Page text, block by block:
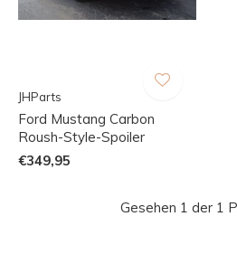
JHParts
Ford Mustang Carbon
Roush-Style-Spoiler
€349,95
Gesehen 1 der 1